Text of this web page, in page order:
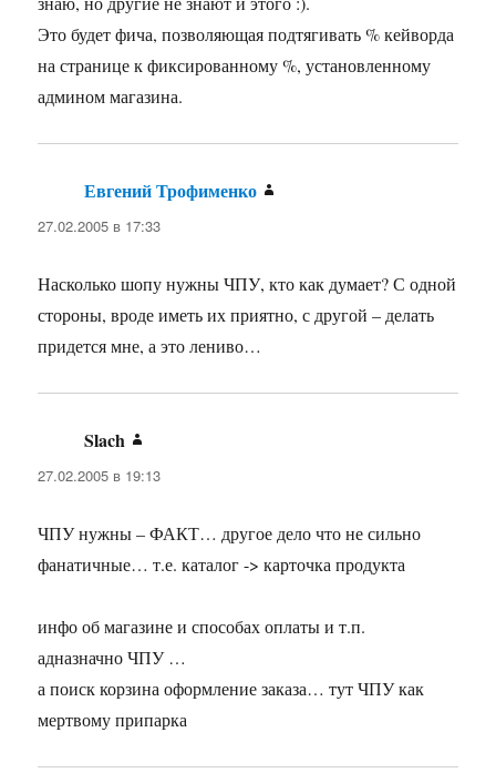
Это будет фича, позволяющая подтягивать % кейворда
на странице к фиксированному %, установленному
админом магазина.
Евгений Трофименко
27.02.2005 в 17:33
Насколько шопу нужны ЧПУ, кто как думает? С одной
стороны, вроде иметь их приятно, с другой – делать
придется мне, а это лениво…
Slach
27.02.2005 в 19:13
ЧПУ нужны – ФАКТ… другое дело что не сильно
фанатичные… т.е. каталог -> карточка продукта
инфо об магазине и способах оплаты и т.п.
адназначно ЧПУ …
а поиск корзина оформление заказа… тут ЧПУ как
мертвому припарка